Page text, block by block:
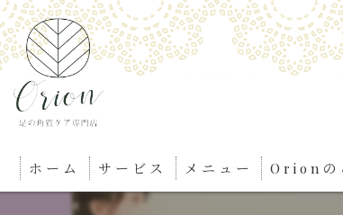
ホーム サービス メニュー Orionの